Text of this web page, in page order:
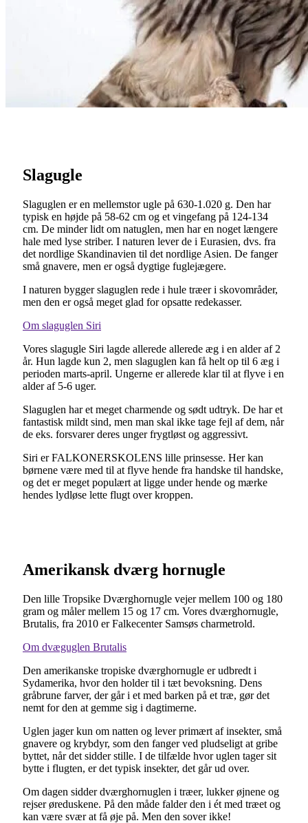
Slagugle
Slaguglen er en mellemstor ugle på 630-1.020 g. Den har
typisk en højde på 58-62 cm og et vingefang på 124-134
cm. De minder lidt om natuglen, men har en noget længere
hale med lyse striber. I naturen lever de i Eurasien, dvs. fra
det nordlige Skandinavien til det nordlige Asien. De fanger
små gnavere, men er også dygtige fuglejægere.
I naturen bygger slaguglen rede i hule træer i skovområder,
men den er også meget glad for opsatte redekasser.
Om slaguglen Siri
Vores slagugle Siri lagde allerede allerede æg i en alder af 2
år. Hun lagde kun 2, men slaguglen kan få helt op til 6 æg i
perioden marts-april. Ungerne er allerede klar til at flyve i en
alder af 5-6 uger.
Slaguglen har et meget charmende og sødt udtryk. De har et
fantastisk mildt sind, men man skal ikke tage fejl af dem, når
de eks. forsvarer deres unger frygtløst og aggressivt.
Siri er FALKONERSKOLENS lille prinsesse. Her kan
børnene være med til at flyve hende fra handske til handske,
og det er meget populært at ligge under hende og mærke
hendes lydløse lette flugt over kroppen.
Amerikansk dværg hornugle
Den lille Tropsike Dværghornugle vejer mellem 100 og 180
gram og måler mellem 15 og 17 cm. Vores dværghornugle,
Brutalis, fra 2010 er Falkecenter Samsøs charmetrold.
Om dvæguglen Brutalis
Den amerikanske tropiske dværghornugle er udbredt i
Sydamerika, hvor den holder til i tæt bevoksning. Dens
gråbrune farver, der går i et med barken på et træ, gør det
nemt for den at gemme sig i dagtimerne.
Uglen jager kun om natten og lever primært af insekter, små
gnavere og krybdyr, som den fanger ved pludseligt at gribe
byttet, når det sidder stille. I de tilfælde hvor uglen tager sit
bytte i flugten, er det typisk insekter, det går ud over.
Om dagen sidder dværghornuglen i træer, lukker øjnene og
rejser øreduskene. På den måde falder den i ét med træet og
kan være svær at få øje på. Men den sover ikke!